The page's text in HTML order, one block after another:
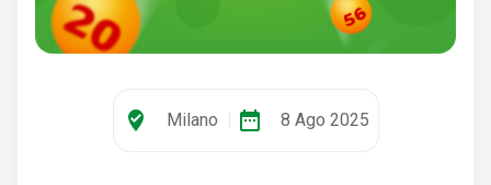
where_to_vote Milano date_range 8 Ago 2025